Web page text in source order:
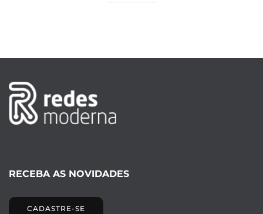
RECEBA AS NOVIDADES
CADASTRE-SE